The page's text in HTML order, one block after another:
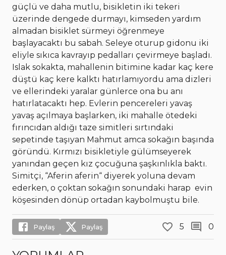
güçlü ve daha mutlu, bisikletin iki tekeri
üzerinde dengede durmayı, kimseden yardım
almadan bisiklet sürmeyi öğrenmeye
başlayacaktı bu sabah. Seleye oturup gidonu iki
eliyle sıkıca kavrayıp pedalları çevirmeye başladı.
Islak sokakta, mahallenin bitimine kadar kaç kere
düştü kaç kere kalktı hatırlamıyordu ama dizleri
ve ellerindeki yaralar günlerce ona bu anı
hatırlatacaktı hep. Evlerin pencereleri yavaş
yavaş açılmaya başlarken, iki mahalle ötedeki
fırıncıdan aldığı taze simitleri sırtındaki
sepetinde taşıyan Mahmut amca sokağın başında
göründü. Kırmızı bisikletiyle gülümseyerek
yanından geçen kız çocuğuna şaşkınlıkla baktı.
Simitçi, “Aferin aferin“ diyerek yoluna devam
ederken, o çoktan sokağın sonundaki harap evin
köşesinden dönüp ortadan kaybolmuştu bile.
Paylaş Paylaş 5 0